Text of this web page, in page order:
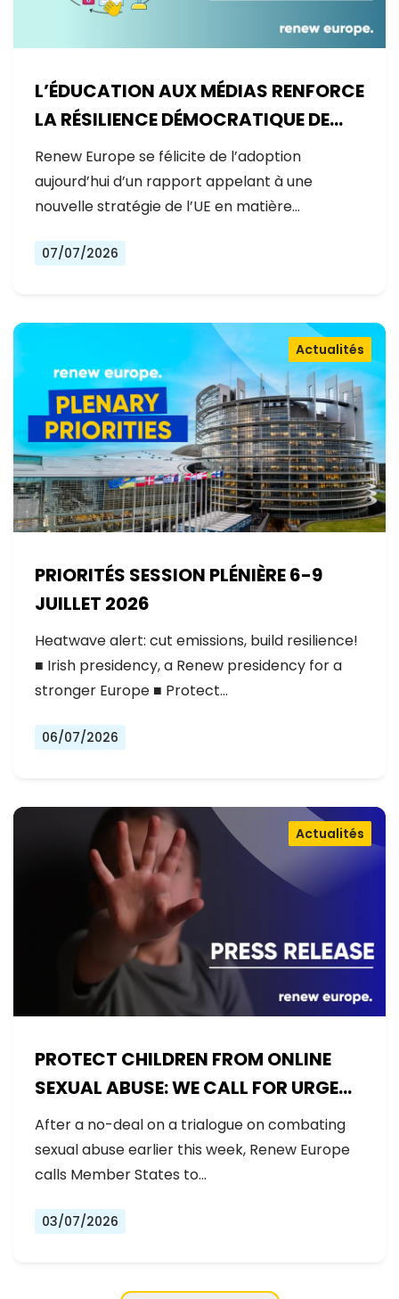
L’ÉDUCATION AUX MÉDIAS RENFORCE
LA RÉSILIENCE DÉMOCRATIQUE DE
L’EUROPE
Renew Europe se félicite de l’adoption
aujourd’hui d’un rapport appelant à une
nouvelle stratégie de l’UE en matière…
07/07/2026
PRIORITÉS SESSION PLÉNIÈRE 6-9
JUILLET 2026
Actualités
Heatwave alert: cut emissions, build resilience!
■ Irish presidency, a Renew presidency for a
stronger Europe ■ Protect…
06/07/2026
PROTECT CHILDREN FROM ONLINE
SEXUAL ABUSE: WE CALL FOR URGENT
NEGOTIATIONS AND PERMANENT
SOLUTION
Actualités
After a no-deal on a trialogue on combating
sexual abuse earlier this week, Renew Europe
calls Member States to…
03/07/2026